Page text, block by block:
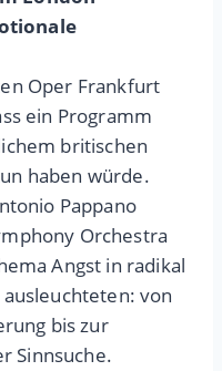
Oper Frankfurt
ein Programm
britischen
haben würde.
Pappano
Orchestra
Angst in radikal
von
bis zur
Sinnsuche.